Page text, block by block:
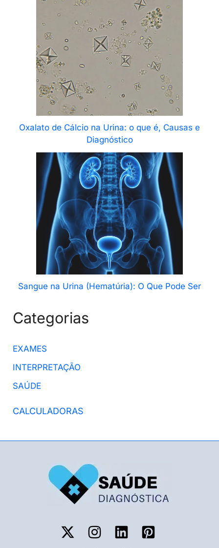
Oxalato de Cálcio na Urina: o que é, Causas e
Diagnóstico
Sangue na Urina (Hematúria): O Que Pode Ser
Categorias
EXAMES
INTERPRETAÇÃO
SAÚDE
CALCULADORAS